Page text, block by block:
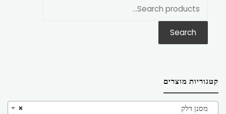
Search
קטגוריות מוצרים
× מסנן דלק